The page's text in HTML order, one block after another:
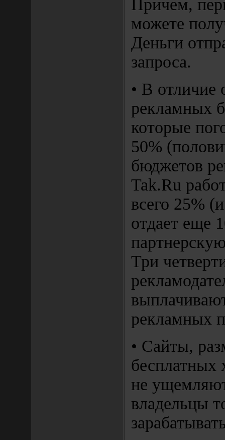
Причем,
можете
Деньги
запроса.
• В отличие
рекламных
которые
50%
бюджетов
Tak.Ru
всего 25%
отдает еще
Три
рекламных
• Сайты,
бесплатных
не
владельцы